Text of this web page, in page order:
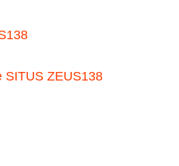
SITUS ZEUS138